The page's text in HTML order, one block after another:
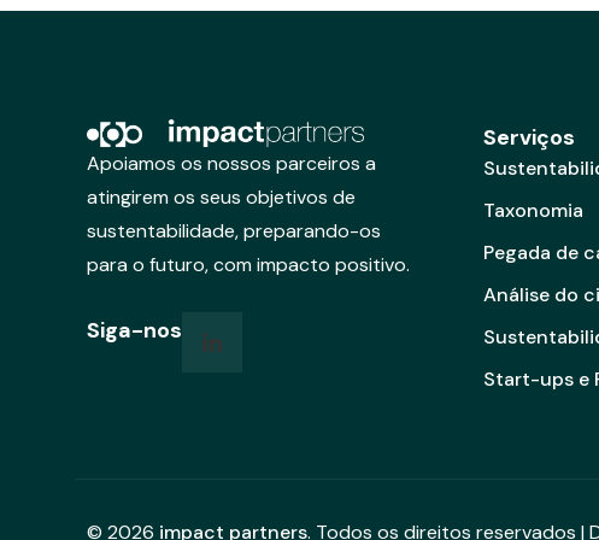
t
Apoiamos os nossos parceiros a
atingirem os seus objetivos de
sustentabilidade, preparando-os
para o futuro, com impacto positivo.
Siga-nos
Serviços
Taxonomia
Pegada de
Análise do
Start-ups e
© 2026 impact partners. Todos os direitos reservados |